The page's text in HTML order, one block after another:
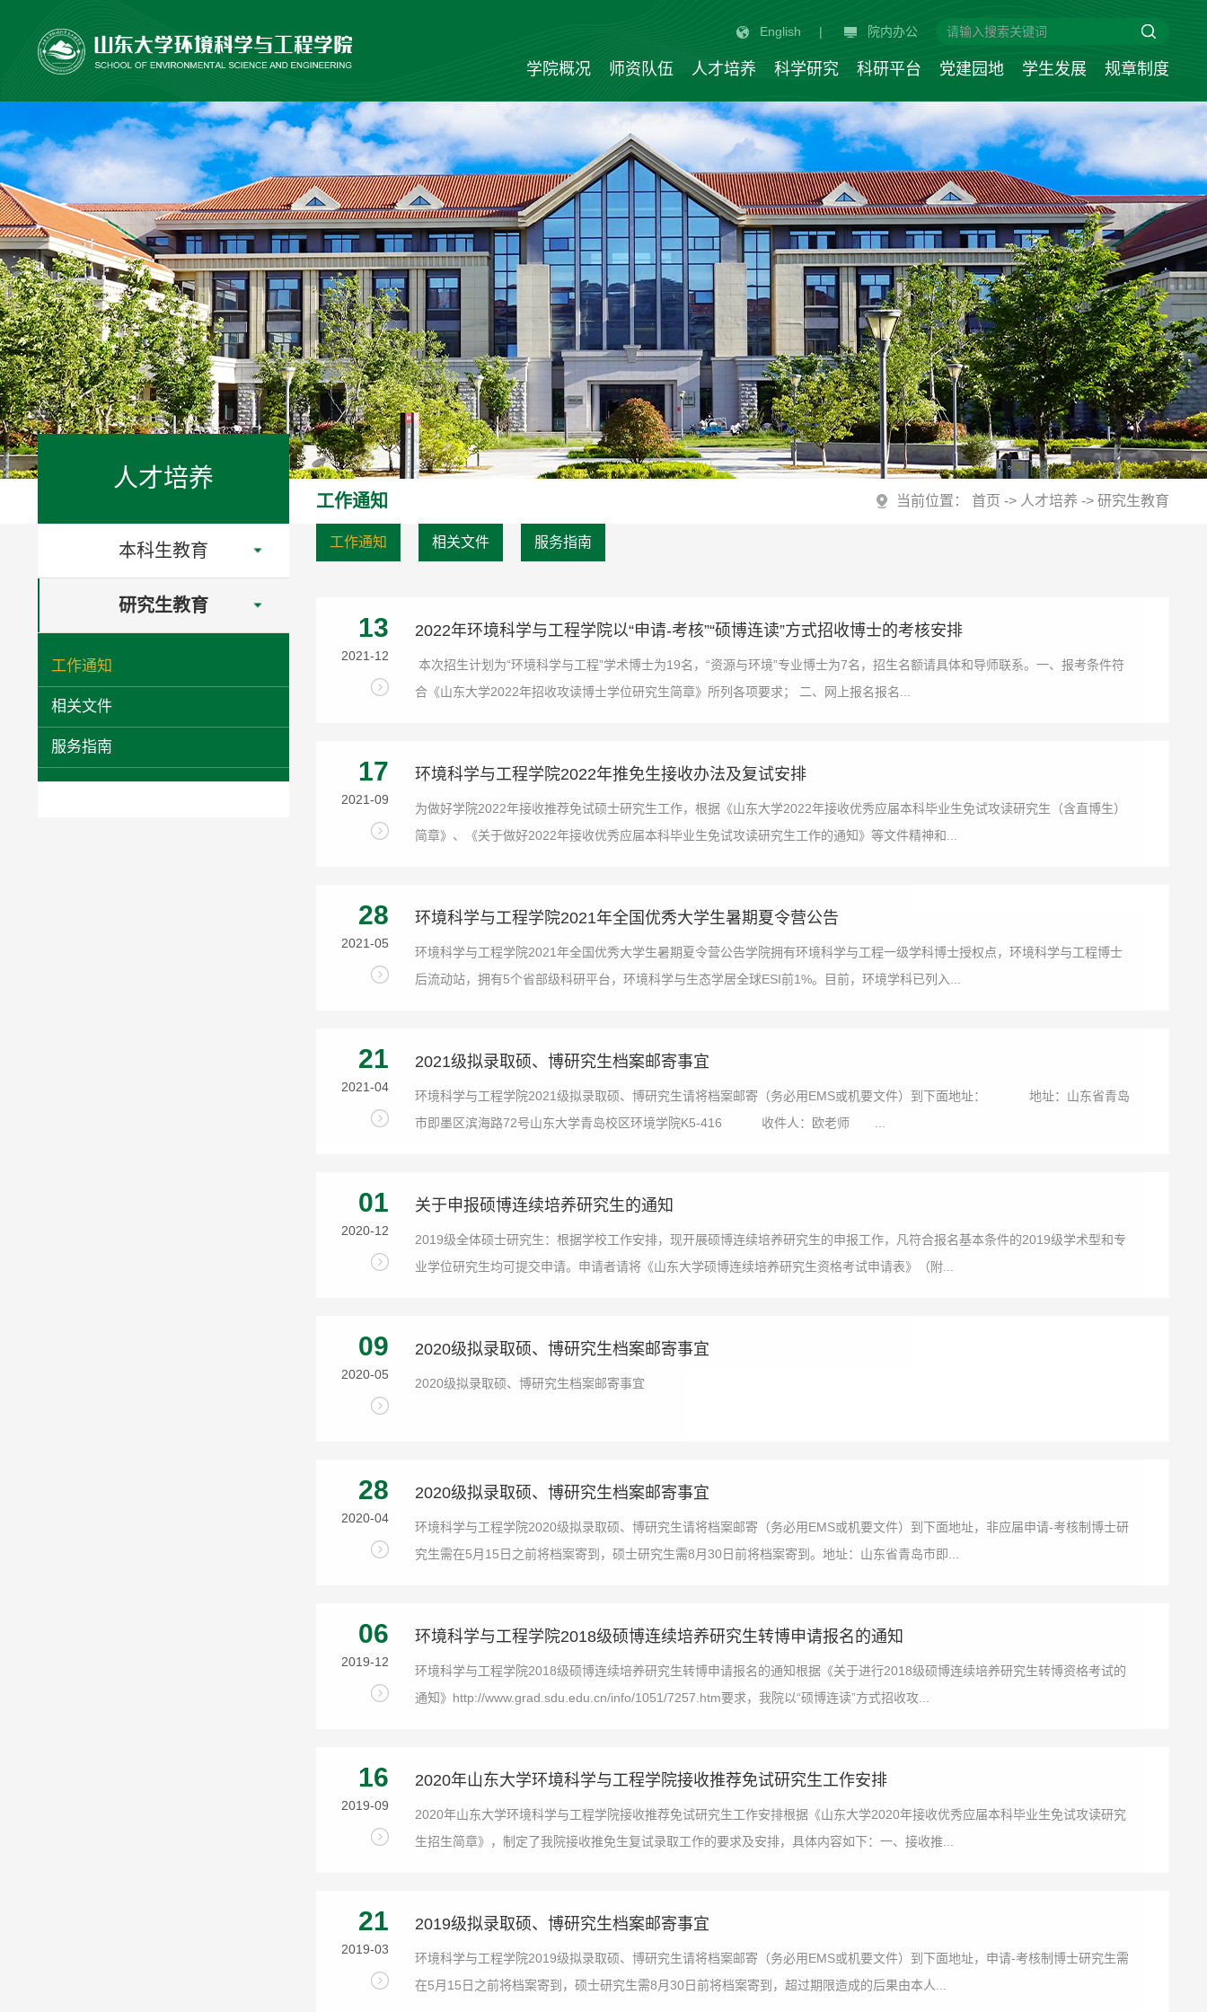
English | 院内办公
学院概况 师资队伍 人才培养 科学研究 科研平台 党建园地 学生发展 规章制度
人才培养
本科生教育
研究生教育
工作通知
相关文件
服务指南
工作通知 当前位置： 首页 -> 人才培养 ->研究生教育
工作通知 相关文件 服务指南
13
2021-12
2022年环境科学与工程学院以“申请-考核”“硕博连读”方式招收博士的考核安排
本次招生计划为“环境科学与工程”学术博士为19名，“资源与环境”专业博士为7名，招生名额请具体和导师联系。一、报考条件符
合《山东大学2022年招收攻读博士学位研究生简章》所列各项要求； 二、网上报名报名...
17
2021-09
环境科学与工程学院2022年推免生接收办法及复试安排
为做好学院2022年接收推荐免试硕士研究生工作，根据《山东大学2022年接收优秀应届本科毕业生免试攻读研究生（含直博生）
简章》、《关于做好2022年接收优秀应届本科毕业生免试攻读研究生工作的通知》等文件精神和...
28
2021-05
环境科学与工程学院2021年全国优秀大学生暑期夏令营公告
环境科学与工程学院2021年全国优秀大学生暑期夏令营公告学院拥有环境科学与工程一级学科博士授权点，环境科学与工程博士
后流动站，拥有5个省部级科研平台，环境科学与生态学居全球ESI前1%。目前，环境学科已列入...
21
2021-04
2021级拟录取硕、博研究生档案邮寄事宜
环境科学与工程学院2021级拟录取硕、博研究生请将档案邮寄（务必用EMS或机要文件）到下面地址： 地址：山东省青岛
市即墨区滨海路72号山东大学青岛校区环境学院K5-416 收件人：欧老师 ...
01
2020-12
关于申报硕博连续培养研究生的通知
2019级全体硕士研究生：根据学校工作安排，现开展硕博连续培养研究生的申报工作，凡符合报名基本条件的2019级学术型和专
业学位研究生均可提交申请。申请者请将《山东大学硕博连续培养研究生资格考试申请表》（附...
09
2020-05
2020级拟录取硕、博研究生档案邮寄事宜
2020级拟录取硕、博研究生档案邮寄事宜
28
2020-04
2020级拟录取硕、博研究生档案邮寄事宜
环境科学与工程学院2020级拟录取硕、博研究生请将档案邮寄（务必用EMS或机要文件）到下面地址，非应届申请-考核制博士研
究生需在5月15日之前将档案寄到，硕士研究生需8月30日前将档案寄到。地址：山东省青岛市即...
06
2019-12
环境科学与工程学院2018级硕博连续培养研究生转博申请报名的通知
环境科学与工程学院2018级硕博连续培养研究生转博申请报名的通知根据《关于进行2018级硕博连续培养研究生转博资格考试的
通知》http://www.grad.sdu.edu.cn/info/1051/7257.htm要求，我院以“硕博连读”方式招收攻...
16
2019-09
2020年山东大学环境科学与工程学院接收推荐免试研究生工作安排
2020年山东大学环境科学与工程学院接收推荐免试研究生工作安排根据《山东大学2020年接收优秀应届本科毕业生免试攻读研究
生招生简章》，制定了我院接收推免生复试录取工作的要求及安排，具体内容如下：一、接收推...
21
2019-03
2019级拟录取硕、博研究生档案邮寄事宜
环境科学与工程学院2019级拟录取硕、博研究生请将档案邮寄（务必用EMS或机要文件​）到下面地址，申请-考核制博士研究生需
在5月15日之前将档案寄到，硕士研究生需8月30日前将档案寄到，超过期限造成的后果由本人...